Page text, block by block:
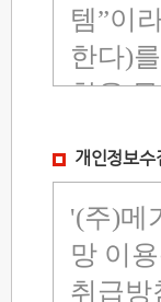
개인정보수